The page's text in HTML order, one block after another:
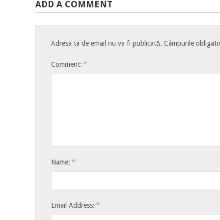
ADD A COMMENT
Adresa ta de email nu va fi publicată. Câmpurile
Comment: *
Name: *
Email Address: *